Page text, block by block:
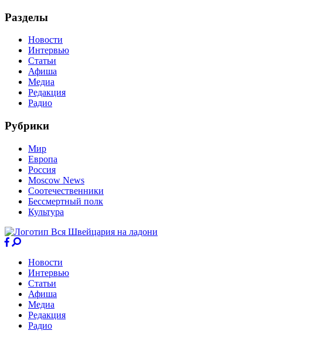
Разделы
Новости
Интервью
Статьи
Афиша
Медиа
Редакция
Радио
Рубрики
Мир
Европа
Россия
Moscow News
Соотечественники
Бессмертный полк
Культура
Новости
Интервью
Статьи
Афиша
Медиа
Редакция
Радио